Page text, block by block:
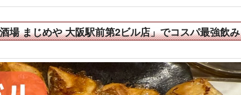
場 まじめや 大阪駅前第2ビル店」でコスパ最強飲み